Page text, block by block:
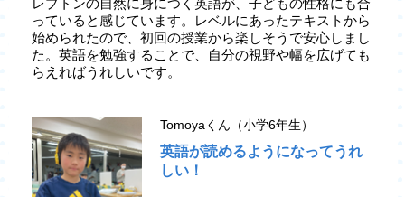
レプトンの自然に身につく英語が、子どもの性格にも合
っていると感じています。レベルにあったテキストから
始められたので、初回の授業から楽しそうで安心しまし
た。英語を勉強することで、自分の視野や幅を広げても
らえればうれしいです。
Tomoyaくん（小学6年生）
英語が読めるようになってうれ
しい！